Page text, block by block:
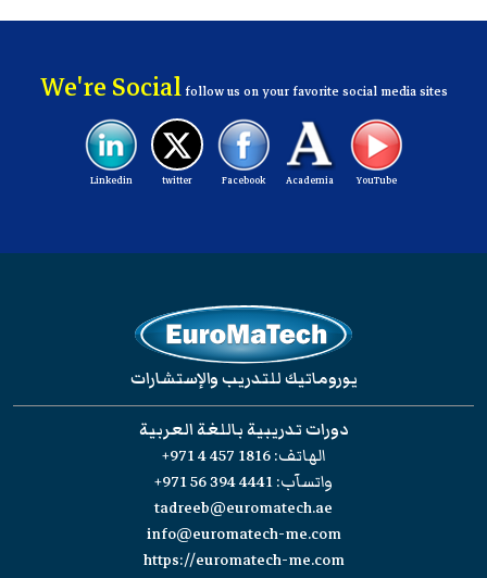
We're Socialfollow us on your favorite social media sites
YouTube
Academia
Facebook
twitter
Linkedin
يوروماتيك للتدريب والإستشارات
دورات تدريبية باللغة العربية
الهاتف:+971 4 457 1816
واتسآب:+971 56 394 4441
tadreeb@euromatech.ae
info@euromatech-me.com
https://euromatech-me.com